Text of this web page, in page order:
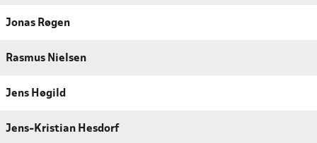
Jonas Røgen
Rasmus Nielsen
Jens Høgild
Jens-Kristian Hesdorf